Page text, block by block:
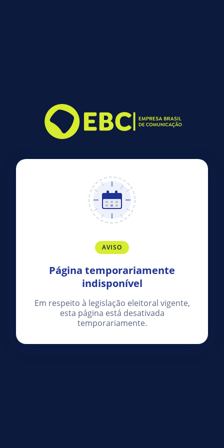
AVISO
Página temporariamente
indisponível
Em respeito à legislação eleitoral vigente,
esta página está desativada
temporariamente.